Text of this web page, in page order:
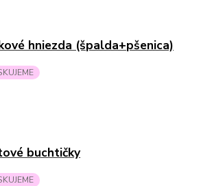
hniezda (špalda+pšenica)
buchtičky